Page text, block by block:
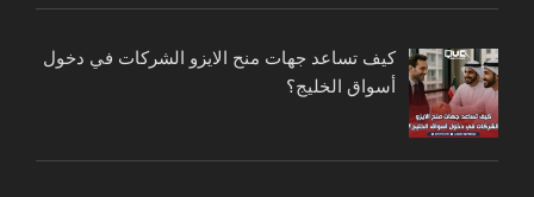
كيف تساعد جهات منح الايزو الشركات في دخول
أسواق الخليج؟